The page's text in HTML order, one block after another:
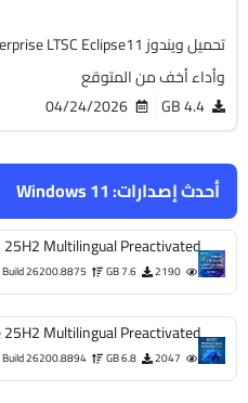
أحدث إصدارات:Windows 11
Multilingual Preactivated
2190
7.6 GB
Build 26200.8875
Multilingual Preactivated
2047
6.8 GB
Build 26200.8894
وأداء أخف من المتوقع
4.4 GB
04/24/2026